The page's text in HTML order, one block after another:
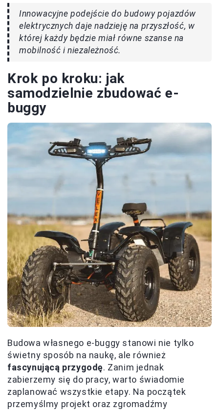
Innowacyjne podejście do budowy pojazdów
elektrycznych daje nadzieję na przyszłość, w
której każdy będzie miał równe szanse na
mobilność i niezależność.
Krok po kroku: jak
samodzielnie zbudować e-
buggy
Budowa własnego e-buggy stanowi nie tylko
świetny sposób na naukę, ale również
fascynującą przygodę. Zanim jednak
zabierzemy się do pracy, warto świadomie
zaplanować wszystkie etapy. Na początek
przemyślmy projekt oraz zgromadźmy